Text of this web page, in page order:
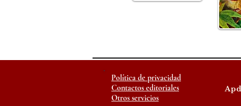
Política de privacidad
Contactos editoriales
Otros servicios